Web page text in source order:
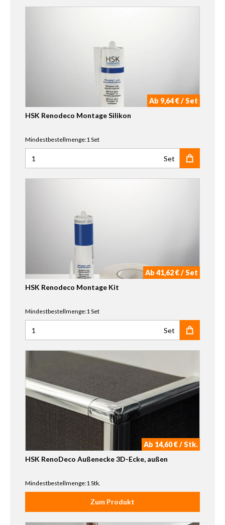
Ab 9,64 € / Set
HSK Renodeco Montage Silikon
Mindestbestellmenge:1 Set
Anzahl für HSK Renodeco Montage Silikon
Set
Ab 41,62 € / Set
HSK Renodeco Montage Kit
Mindestbestellmenge:1 Set
Anzahl für HSK Renodeco Montage Kit
Set
Ab 14,60 € / Stk.
HSK RenoDeco Außenecke 3D-Ecke, außen
Mindestbestellmenge:1 Stk.
Zum Produkt